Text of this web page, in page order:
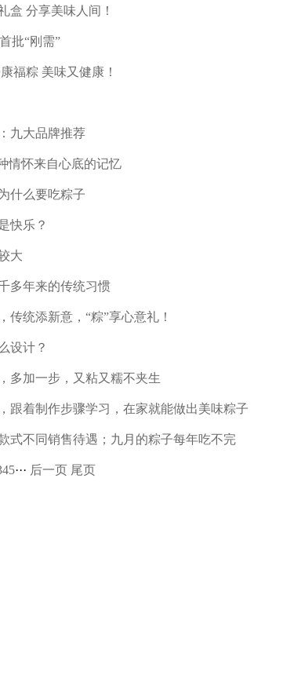
盒 分享美味人间！
批“刚需”
福粽 美味又健康！
九大品牌推荐
情怀来自心底的记忆
什么要吃粽子
快乐？
大
多年来的传统习惯
传统添新意，“粽”享心意礼！
设计？
多加一步，又粘又糯不夹生
跟着制作步骤学习，在家就能做出美味粽子
式不同销售待遇；九月的粽子每年吃不完
45··· 后一页 尾页